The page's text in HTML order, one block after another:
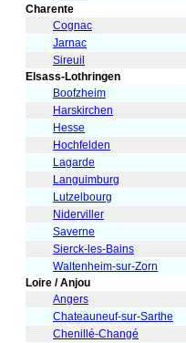
Charente
Cognac
Jarnac
Sireuil
Elsass-Lothringen
Boofzheim
Harskirchen
Hesse
Hochfelden
Lagarde
Languimburg
Lutzelbourg
Niderviller
Saverne
Sierck-les-Bains
Waltenheim-sur-Zorn
Loire / Anjou
Angers
Chateauneuf-sur-Sarthe
Chenillé-Changé